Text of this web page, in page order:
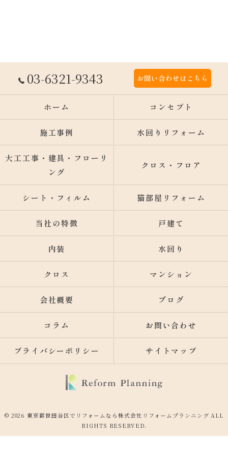
03-6321-9343 お問い合わせはこちら
ホーム コンセプト
施工事例 水回りリフォーム
大工工事・建具・フローリ
ング
クロス・フロア
シート・フィルム 猫部屋リフォーム
当社の特徴 戸建て
内装 水回り
クロス マンション
会社概要 ブログ
コラム お問い合わせ
プライバシーポリシー サイトマップ
© 2026 東京都世田谷区でリフォームなら株式会社リフォームプランニング ALL
RIGHTS RESERVED.